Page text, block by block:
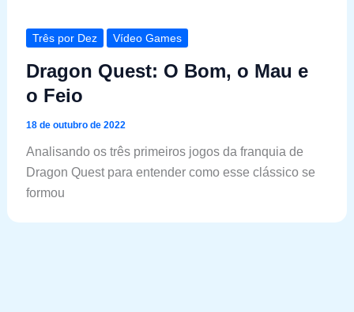
Três por Dez Vídeo Games
Dragon Quest: O Bom, o Mau e
o Feio
18 de outubro de 2022
Analisando os três primeiros jogos da franquia de
Dragon Quest para entender como esse clássico se
formou